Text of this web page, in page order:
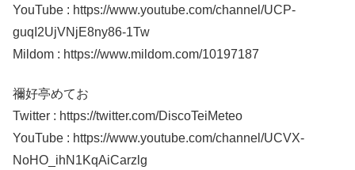
YouTube : https://www.youtube.com/channel/UCP-
guqI2UjVNjE8ny86-1Tw
Mildom : https://www.mildom.com/10197187
禰好亭めてお
Twitter : https://twitter.com/DiscoTeiMeteo
YouTube : https://www.youtube.com/channel/UCVX-
NoHO_ihN1KqAiCarzlg